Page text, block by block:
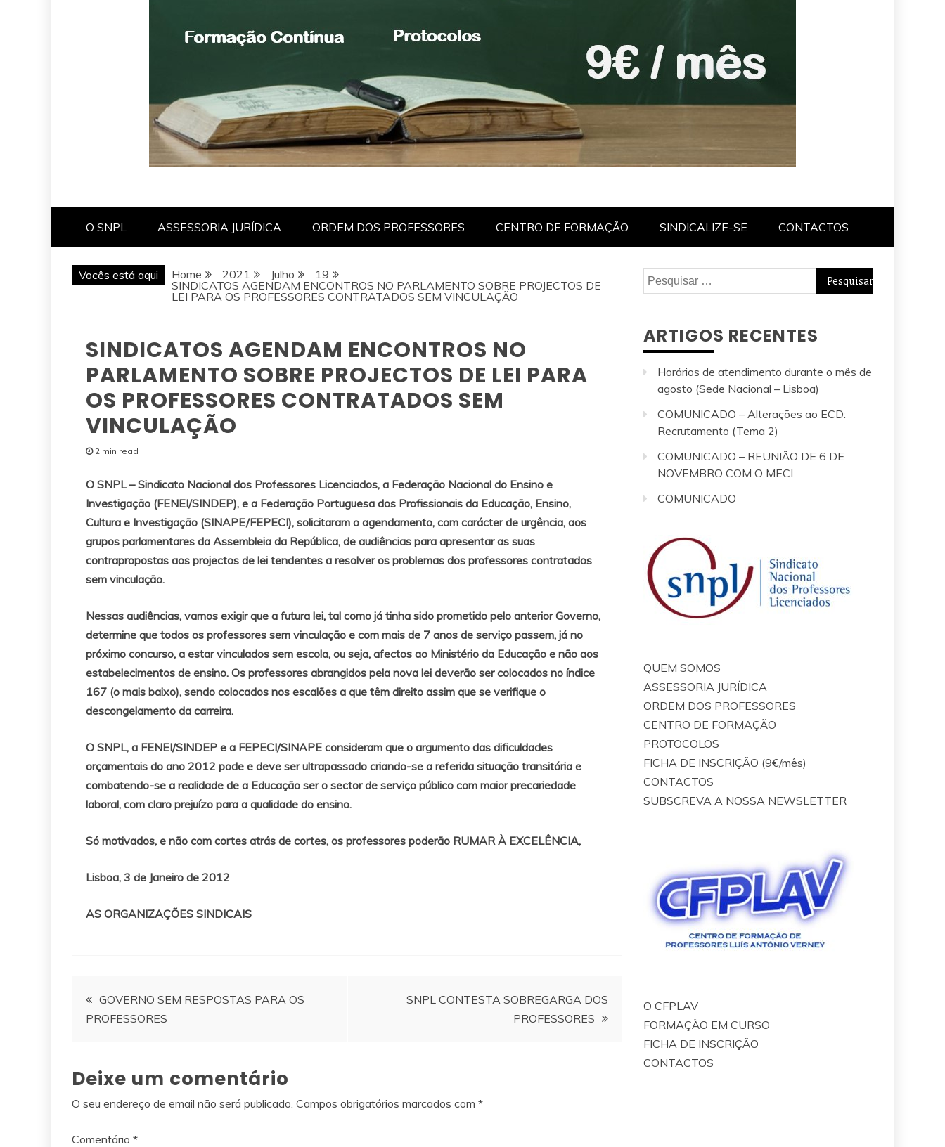
O SNPL ASSESSORIA JURÍDICA ORDEM DOS PROFESSORES CENTRO DE FORMAÇÃO SINDICALIZE-SE CONTACTOS
Vocês está aqui Home 2021 Julho
19
SINDICATOS AGENDAM ENCONTROS NO PARLAMENTO SOBRE PROJECTOS DE
LEI PARA OS PROFESSORES CONTRATADOS SEM VINCULAÇÃO
SINDICATOS AGENDAM ENCONTROS NO
PARLAMENTO SOBRE PROJECTOS DE LEI PARA
OS PROFESSORES CONTRATADOS SEM
VINCULAÇÃO
2 min read
O SNPL – Sindicato Nacional dos Professores Licenciados, a Federação Nacional do Ensino e
Investigação (FENEI/SINDEP), e a Federação Portuguesa dos Profissionais da Educação, Ensino,
Cultura e Investigação (SINAPE/FEPECI), solicitaram o agendamento, com carácter de urgência, aos
grupos parlamentares da Assembleia da República, de audiências para apresentar as suas
contrapropostas aos projectos de lei tendentes a resolver os problemas dos professores contratados
sem vinculação.
Nessas audiências, vamos exigir que a futura lei, tal como já tinha sido prometido pelo anterior Governo,
determine que todos os professores sem vinculação e com mais de 7 anos de serviço passem, já no
próximo concurso, a estar vinculados sem escola, ou seja, afectos ao Ministério da Educação e não aos
estabelecimentos de ensino. Os professores abrangidos pela nova lei deverão ser colocados no índice
167 (o mais baixo), sendo colocados nos escalões a que têm direito assim que se verifique o
descongelamento da carreira.
O SNPL, a FENEI/SINDEP e a FEPECI/SINAPE consideram que o argumento das dificuldades
orçamentais do ano 2012 pode e deve ser ultrapassado criando-se a referida situação transitória e
combatendo-se a realidade de a Educação ser o sector de serviço público com maior precariedade
laboral, com claro prejuízo para a qualidade do ensino.
Só motivados, e não com cortes atrás de cortes, os professores poderão RUMAR À EXCELÊNCIA,
Lisboa, 3 de Janeiro de 2012
AS ORGANIZAÇÕES SINDICAIS
Navegação
de
artigos
GOVERNO SEM RESPOSTAS PARA OS
PROFESSORES
SNPL CONTESTA SOBREGARGA DOS
PROFESSORES
Deixe um comentário
O seu endereço de email não será publicado. Campos obrigatórios marcados com *
Comentário *
Pesquisar
por:
ARTIGOS RECENTES
Horários de atendimento durante o mês de
agosto (Sede Nacional – Lisboa)
COMUNICADO – Alterações ao ECD:
Recrutamento (Tema 2)
COMUNICADO – REUNIÃO DE 6 DE
NOVEMBRO COM O MECI
COMUNICADO
QUEM SOMOS
ASSESSORIA JURÍDICA
ORDEM DOS PROFESSORES
CENTRO DE FORMAÇÃO
PROTOCOLOS
FICHA DE INSCRIÇÃO (9€/mês)
CONTACTOS
SUBSCREVA A NOSSA NEWSLETTER
O CFPLAV
FORMAÇÃO EM CURSO
FICHA DE INSCRIÇÃO
CONTACTOS